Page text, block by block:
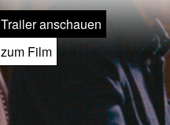
Trailer anschauen
zum Film